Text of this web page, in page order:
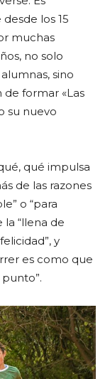
los 15
muchas
no solo
sino
formar «Las
su nuevo
qué impulsa
de las razones
o “para
la “llena de
y
es como que